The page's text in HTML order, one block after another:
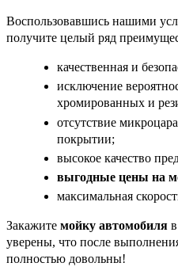
Воспользовавшись нашими
получите целый ряд
качественная и
исключение
хромированных и
отсутствие
покрытии;
высокое качество
выгодные цены на
максимальная
Закажите мойку автомобиля
уверены, что после
полностью довольны!